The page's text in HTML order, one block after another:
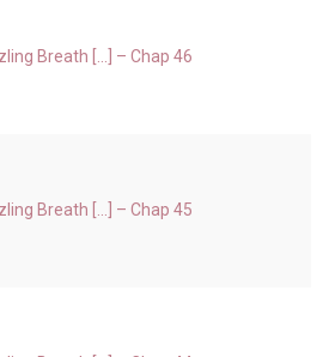
Breath [...] – Chap 46
Breath [...] – Chap 45